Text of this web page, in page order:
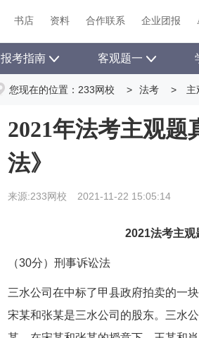
课程 题库 直播 书店 资料 关于
书店 资料 合作联系 企业团报
报考指南 客观题一
您现在的位置： 233网校 > 法考 > 主
2021年法考主观
法》
来源:233网校 2021-11-22 15:05:14
2021法考主观
（30分）刑事诉讼法
三水公司在中标了甲县政府拍卖的一
宋某和张某是三水公司的股东。三水